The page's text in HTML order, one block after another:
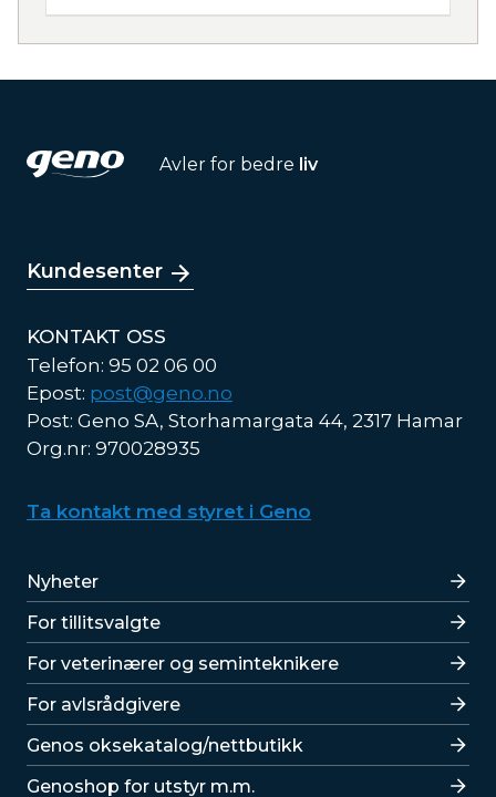
Avler for bedre liv
Kundesenter
KONTAKT OSS
Telefon: 95 02 06 00
Epost: post@geno.no
Post: Geno SA, Storhamargata 44, 2317 Hamar
Org.nr: 970028935
Ta kontakt med styret i Geno
Lenker
Nyheter
For tillitsvalgte
For veterinærer og seminteknikere
For avlsrådgivere
Lenker
Genos oksekatalog/nettbutikk
Genoshop for utstyr m.m.